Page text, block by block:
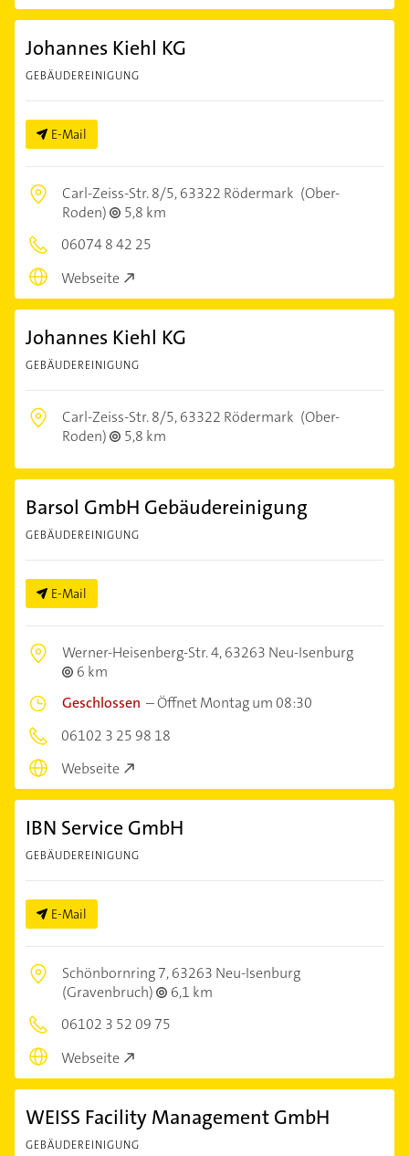
Johannes Kiehl KG
GEBÄUDEREINIGUNG
E-Mail
Carl-Zeiss-Str. 8/5,63322 Rödermark (Ober-
Roden)
5,8 km
06074 8 42 25
Webseite
Johannes Kiehl KG
GEBÄUDEREINIGUNG
Carl-Zeiss-Str. 8/5,63322 Rödermark (Ober-
Roden)
5,8 km
Barsol GmbH Gebäudereinigung
GEBÄUDEREINIGUNG
E-Mail
Werner-Heisenberg-Str. 4,63263 Neu-Isenburg
6 km
Geschlossen –Öffnet Montag um 08:30
06102 3 25 98 18
Webseite
IBN Service GmbH
GEBÄUDEREINIGUNG
E-Mail
Schönbornring 7,63263 Neu-Isenburg
(Gravenbruch)
6,1 km
06102 3 52 09 75
Webseite
WEISS Facility Management GmbH
GEBÄUDEREINIGUNG